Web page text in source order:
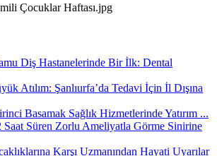
Diş Hastanelerinde Bir İlk: Dental
Atılım: Şanlıurfa’da Tedavi İçin İl Dışına
Basamak Sağlık Hizmetlerinde Yatırım ...
Saat Süren Zorlu Ameliyatla Görme Sinirine
Karşı Uzmanından Hayati Uyarılar